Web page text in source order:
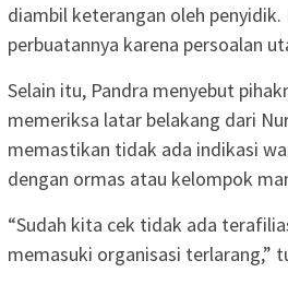
diambil keterangan oleh penyidik.
perbuatannya karena persoalan
Selain itu, Pandra menyebut
memeriksa latar belakang dari
memastikan tidak ada indikasi
dengan ormas atau kelompok
“Sudah kita cek tidak ada
memasuki organisasi terlarang,”